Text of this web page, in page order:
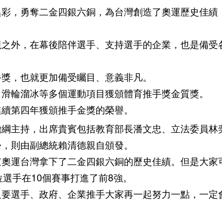
，勇奪二金四銀六銅，為台灣創造了奧運歷史佳績
外，在幕後陪伴選手、支持選手的企業，也是備受
，也就更加備受矚目、意義非凡。
輪溜冰等多個運動項目獲頒體育推手獎金質獎。
第四年獲頒推手金獎的榮譽。
主持，出席貴賓包括教育部長潘文忠、立法委員林
則由副總統賴清德親自頒發。
運台灣拿下了二金四銀六銅的歷史佳績。但是大家
手在10個賽事打進了前8強。
選手、政府、企業推手大家再一起努力一點，一定